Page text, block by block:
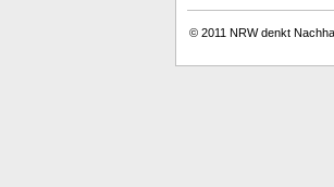
© 2011 NRW denkt